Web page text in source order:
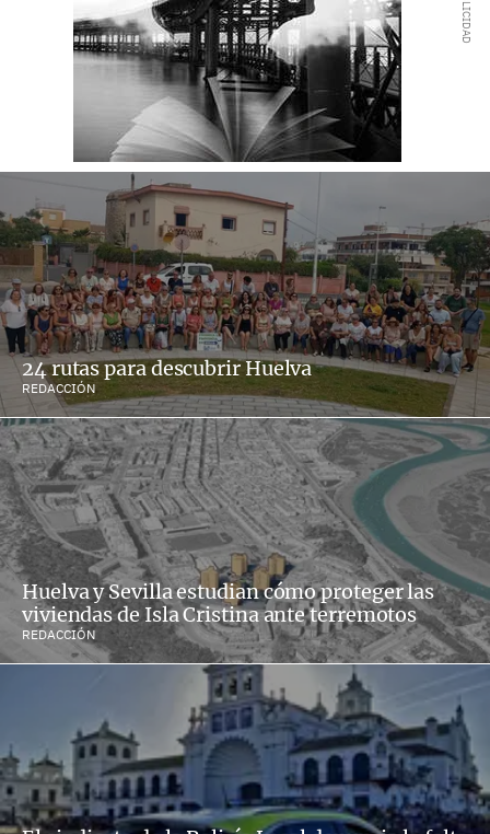
24 rutas para descubrir Huelva
REDACCIÓN
Huelva y Sevilla estudian cómo proteger las
viviendas de Isla Cristina ante terremotos
REDACCIÓN